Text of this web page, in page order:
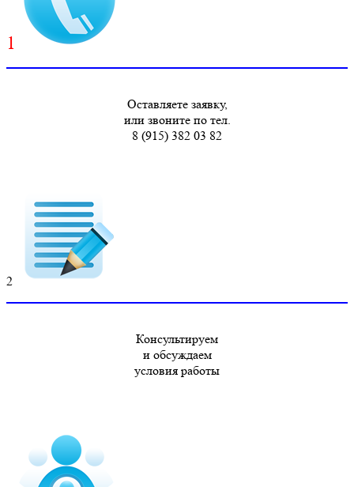
1
Оставляете заявку,
или звоните по тел.
8 (915) 382 03 82
2
Консультируем
и обсуждаем
условия работы